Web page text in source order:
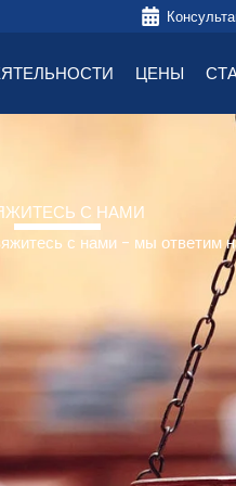
ЦЕНЫ
С НАМИ
с нами - мы